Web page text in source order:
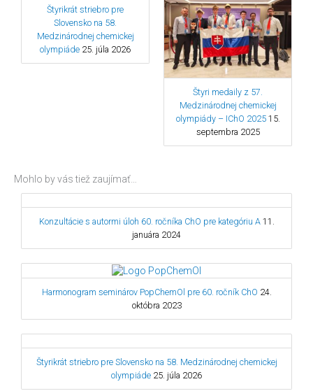
Štyrikrát striebro pre
Slovensko na 58.
Medzinárodnej chemickej
olympiáde 25. júla 2026
Štyri medaily z 57.
Medzinárodnej chemickej
olympiády – IChO 2025 15.
septembra 2025
Mohlo by vás tiež zaujímať…
Konzultácie s autormi úloh 60. ročníka ChO pre kategóriu A 11.
januára 2024
Harmonogram seminárov PopChemOl pre 60. ročník ChO 24.
októbra 2023
Štyrikrát striebro pre Slovensko na 58. Medzinárodnej chemickej
olympiáde 25. júla 2026